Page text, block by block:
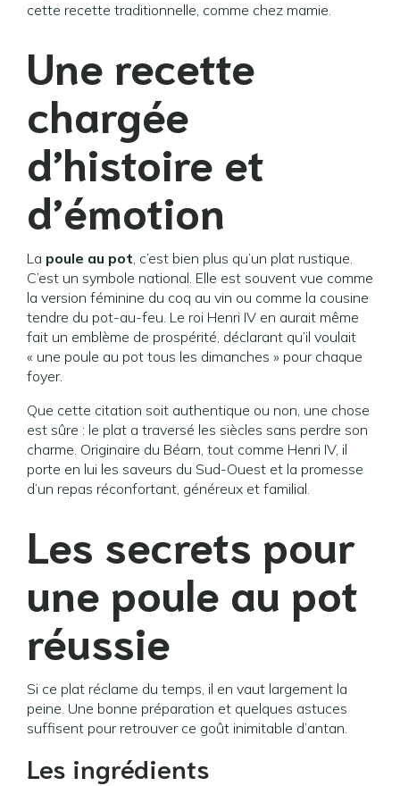
cette recette traditionnelle, comme chez mamie.
Une recette
chargée
d’histoire et
d’émotion
La poule au pot, c’est bien plus qu’un plat rustique.
C’est un symbole national. Elle est souvent vue comme
la version féminine du coq au vin ou comme la cousine
tendre du pot-au-feu. Le roi Henri IV en aurait même
fait un emblème de prospérité, déclarant qu’il voulait
« une poule au pot tous les dimanches » pour chaque
foyer.
Que cette citation soit authentique ou non, une chose
est sûre : le plat a traversé les siècles sans perdre son
charme. Originaire du Béarn, tout comme Henri IV, il
porte en lui les saveurs du Sud-Ouest et la promesse
d’un repas réconfortant, généreux et familial.
Les secrets pour
une poule au pot
réussie
Si ce plat réclame du temps, il en vaut largement la
peine. Une bonne préparation et quelques astuces
suffisent pour retrouver ce goût inimitable d’antan.
Les ingrédients